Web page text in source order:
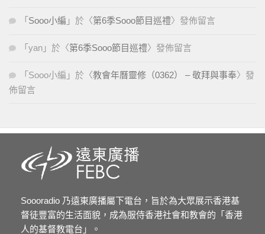
「 Sooo小編 」於〈第6季Sooo節目巡禮〉發佈留言
「 yan 」於〈第6季Sooo節目巡禮〉發佈留言
「 Sooo小編 」於〈教會年曆靈修（0362） – 敬拜與事奉〉發
佈留言
Soooradio 乃遠東廣播屬下電台，旨於為大眾展示香港基
督徒豐富的生活面貌，成為服侍香港社會和教會的「香港
人的基督教電台」。